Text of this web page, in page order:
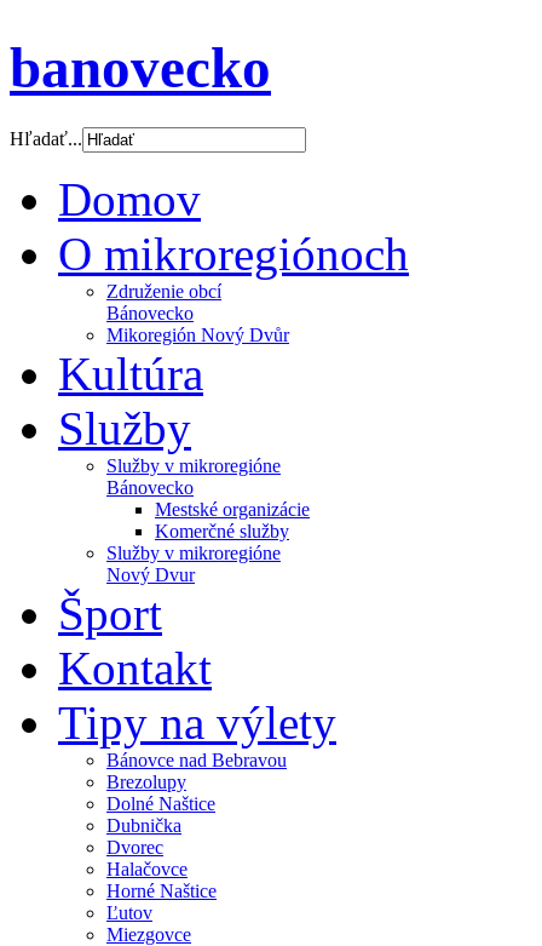
banovecko
Hľadať...
Domov
O mikroregiónoch
Združenie obcí
Bánovecko
Mikoregión Nový Dvůr
Kultúra
Služby
Služby v mikroregióne
Bánovecko
Mestské organizácie
Komerčné služby
Služby v mikroregióne
Nový Dvur
Šport
Kontakt
Tipy na výlety
Bánovce nad Bebravou
Brezolupy
Dolné Naštice
Dubnička
Dvorec
Halačovce
Horné Naštice
Ľutov
Miezgovce